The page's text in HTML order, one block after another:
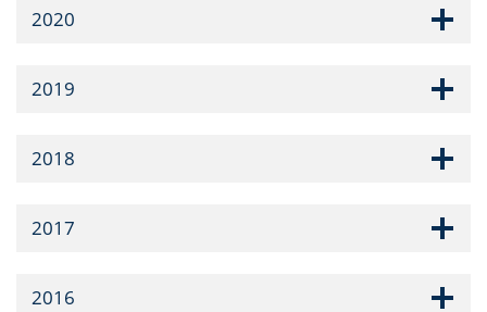
2020
2019
2018
2017
2016